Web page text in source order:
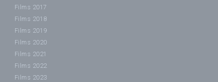
Films 2017
Films 2018
Films 2019
Films 2020
Films 2021
Films 2022
Films 2023